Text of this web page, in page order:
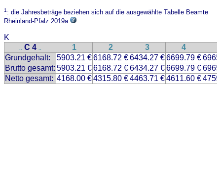
1: die Jahresbeträge beziehen sich auf die ausgewählte Tabelle Beamte
Rheinland-Pfalz 2019a
K
.. C 4 .. 1 2 3 4
Grundgehalt:
5903.21 €6168.72 €6434.27 €6699.79 €
Brutto gesamt: 5903.21 €6168.72 €6434.27 €6699.79 €
Netto gesamt: 4168.00 €4315.80 €4463.71 €4611.60 €